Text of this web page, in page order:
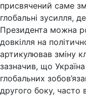
присвячений саме
глобальні зусилля,
Президента можна
довкілля на
артикулював зміну
зазначив, що
глобальних
другого боку, часто